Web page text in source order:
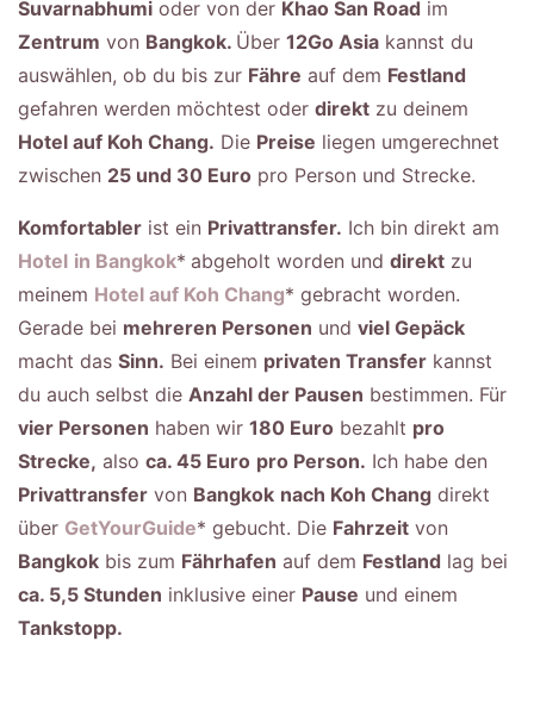
Suvarnabhumi oder von der Khao San Road im
Zentrum von Bangkok. Über 12Go Asia kannst du
auswählen, ob du bis zur Fähre auf dem Festland
gefahren werden möchtest oder direkt zu deinem
Hotel auf Koh Chang. Die Preise liegen umgerechnet
zwischen 25 und 30 Euro pro Person und Strecke.
Komfortabler ist ein Privattransfer. Ich bin direkt am
Hotel in Bangkok* abgeholt worden und direkt zu
meinem Hotel auf Koh Chang* gebracht worden.
Gerade bei mehreren Personen und viel Gepäck
macht das Sinn. Bei einem privaten Transfer kannst
du auch selbst die Anzahl der Pausen bestimmen. Für
vier Personen haben wir 180 Euro bezahlt pro
Strecke, also ca. 45 Euro pro Person. Ich habe den
Privattransfer von Bangkok nach Koh Chang direkt
über GetYourGuide* gebucht. Die Fahrzeit von
Bangkok bis zum Fährhafen auf dem Festland lag bei
ca. 5,5 Stunden inklusive einer Pause und einem
Tankstopp.